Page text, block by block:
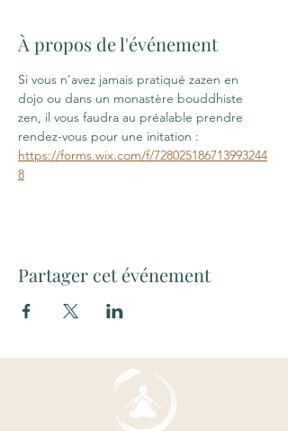
À propos de l'événement
Si vous n'avez jamais pratiqué zazen en
dojo ou dans un monastère bouddhiste
zen, il vous faudra au préalable prendre
rendez-vous pour une initation :
https://forms.wix.com/f/728025186713993244
8
Partager cet événement